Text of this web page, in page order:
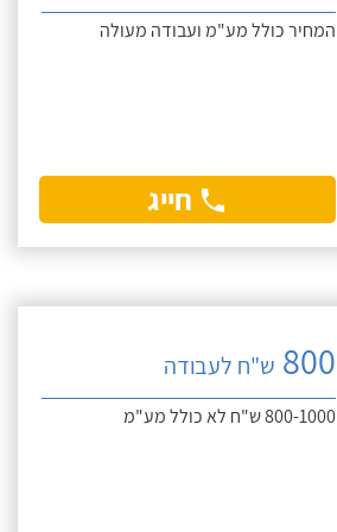
המחיר כולל מע"מ ועבודה מעולה
חייג
800 ש"ח לעבודה
800-1000 ש"ח לא כולל מע"מ